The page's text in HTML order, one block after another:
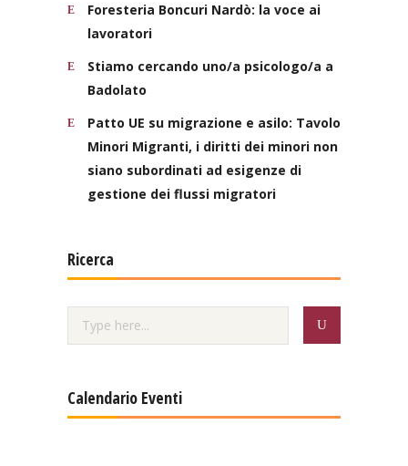
Foresteria Boncuri Nardò: la voce ai
lavoratori
Stiamo cercando uno/a psicologo/a a
Badolato
Patto UE su migrazione e asilo: Tavolo
Minori Migranti, i diritti dei minori non
siano subordinati ad esigenze di
gestione dei flussi migratori
Ricerca
Calendario Eventi